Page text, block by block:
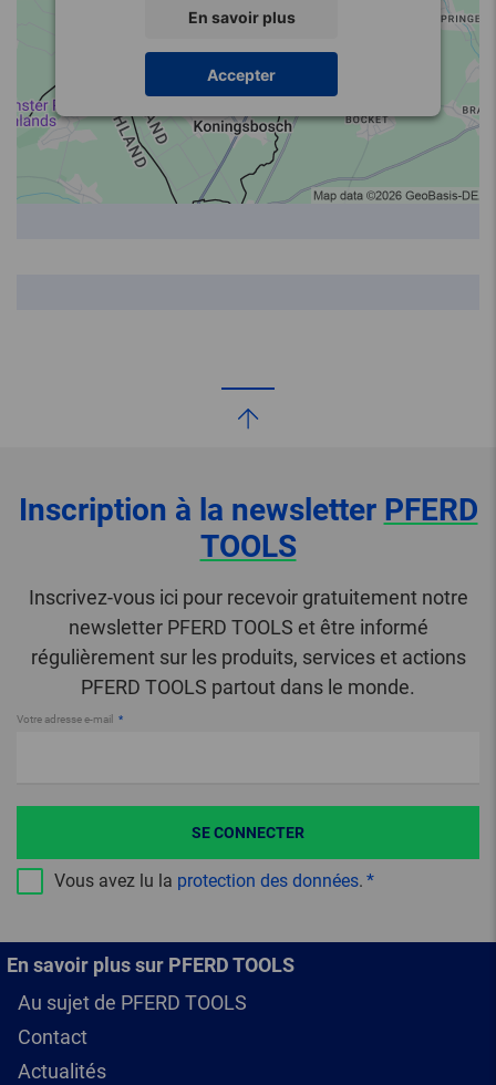
En savoir plus
Accepter
Inscription à la newsletter PFERD
TOOLS
Inscrivez-vous ici pour recevoir gratuitement notre
newsletter PFERD TOOLS et être informé
régulièrement sur les produits, services et actions
PFERD TOOLS partout dans le monde.
Votre adresse e-mail
Vous avez lu la protection des données.
SE CONNECTER
En savoir plus sur PFERD TOOLS
Au sujet de PFERD TOOLS
Contact
Actualités